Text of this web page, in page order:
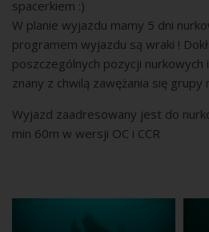
spacerkiem :)
W planie wyjazdu mamy 5 dni
programem wyjazdu są wraki !
poszczególnych pozycji nurkowych
znany z chwilą zawężania się grupy
Wyjazd zaadresowany jest do
min 60m w wersji OC i CCR